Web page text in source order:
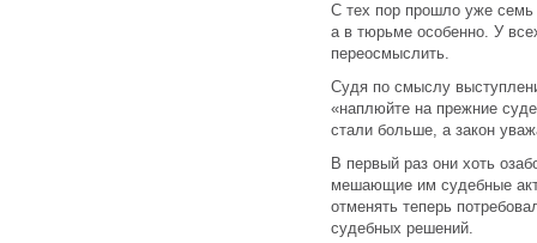
С тех пор прошло уже
а в тюрьме особенно. У
переосмыслить.
Судя по смыслу
«наплюйте на прежние
стали больше, а закон
В первый раз они хоть
мешающие им судебные
отменять теперь
судебных решений.